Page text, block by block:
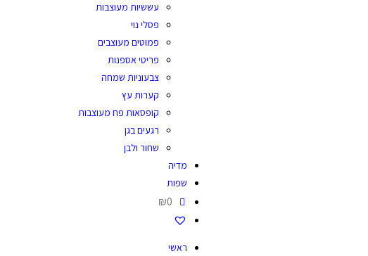
עששיות מעוצבות
פסלי נוי
פמוטים מעוצבים
פריטי אספנות
צבעוניות שמחה
קערות עץ
קופסאות פח מעוצבות
רגעים בגן
שחור ולבן
מדיה
שפות
₪0
ראשי